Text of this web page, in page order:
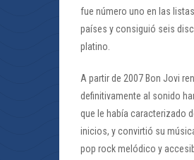
fue número uno en las
países y consiguió seis
platino.
A partir de 2007 Bon Jovi
definitivamente al sonido
que le había caracterizado
inicios, y convirtió su
pop rock melódico y